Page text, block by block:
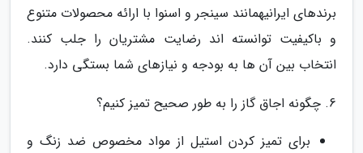
برندهای ایرانیهمانند سینجر و اسنوا با ارائه محصولات متنوع
و باکیفیت توانسته اند رضایت مشتریان را جلب کنند.
انتخاب بین آن ها به بودجه و نیازهای شما بستگی دارد.
6. چگونه اجاق گاز را به طور صحیح تمیز کنیم؟
برای تمیز کردن استیل از مواد مخصوص ضد زنگ و